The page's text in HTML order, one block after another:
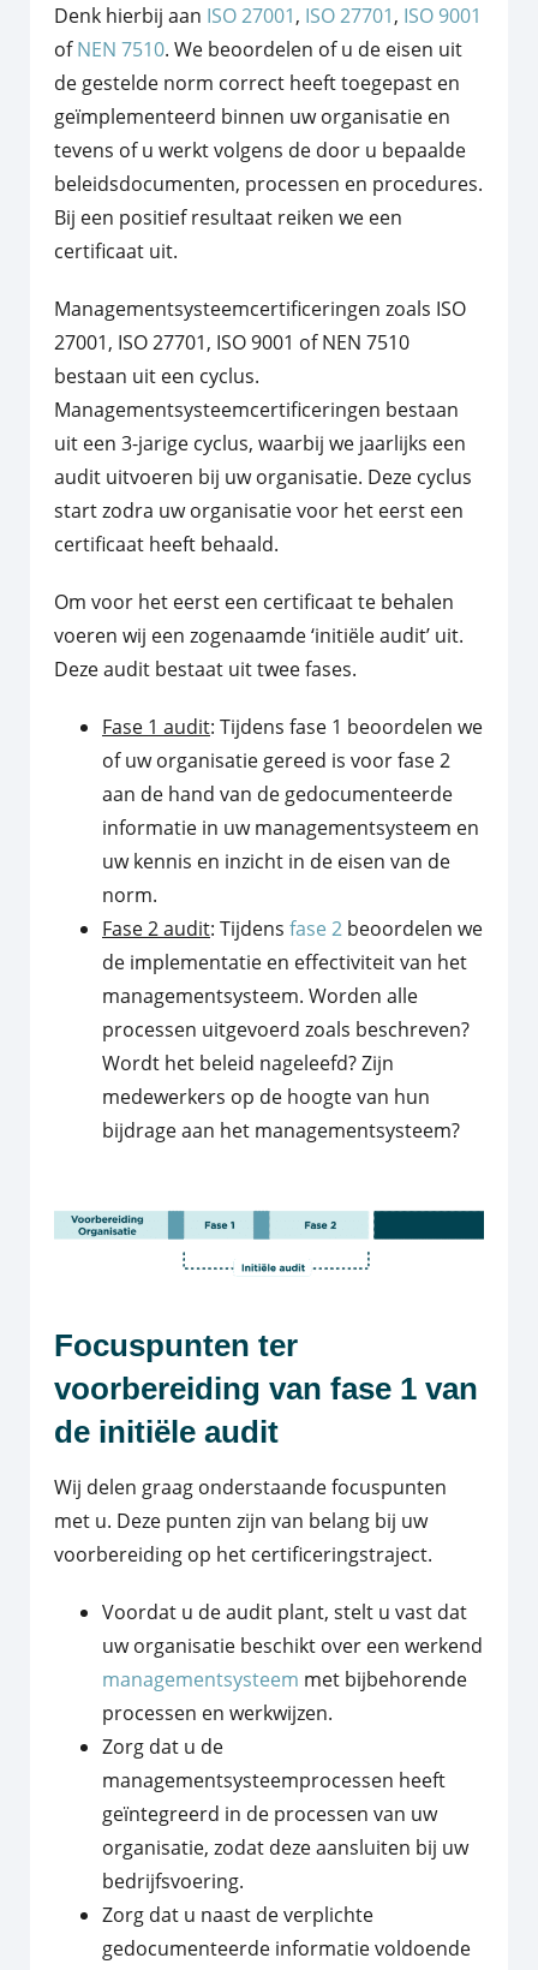
Denk hierbij aan ISO 27001, ISO 27701, ISO 9001
ofNEN 7510. We beoordelen of u de eisen uit
de gestelde norm correct heeft toegepast en
geïmplementeerd binnen uw organisatie en
tevens of u werkt volgens de door u bepaalde
beleidsdocumenten, processen en procedures.
Bij een positief resultaat reiken we een
certificaat uit.
Managementsysteemcertificeringen zoals ISO
27001, ISO 27701, ISO 9001 of NEN 7510
bestaan uit een cyclus.
Managementsysteemcertificeringen bestaan
uit een 3-jarige cyclus, waarbij we jaarlijks een
audit uitvoeren bij uw organisatie. Deze cyclus
start zodra uw organisatie voor het eerst een
certificaat heeft behaald.
Om voor het eerst een certificaat te behalen
voeren wij een zogenaamde ‘initiële audit’ uit.
Deze audit bestaat uit twee fases.
Fase 1 audit: Tijdens fase 1 beoordelen we
of uw organisatie gereed is voor fase 2
aan de hand van de gedocumenteerde
informatie in uw managementsysteem en
uw kennis en inzicht in de eisen van de
norm.
Fase 2 audit: Tijdens fase 2 beoordelen we
de implementatie en effectiviteit van het
managementsysteem. Worden alle
processen uitgevoerd zoals beschreven?
Wordt het beleid nageleefd? Zijn
medewerkers op de hoogte van hun
bijdrage aan het managementsysteem?
Focuspunten ter
voorbereiding van fase 1 van
de initiële audit
Wij delen graag onderstaande focuspunten
met u. Deze punten zijn van belang bij uw
voorbereiding op het certificeringstraject.
Voordat u de audit plant, stelt u vast dat
uw organisatie beschikt over een werkend
managementsysteem met bijbehorende
processen en werkwijzen.
Zorg dat u de
managementsysteemprocessen heeft
geïntegreerd in de processen van uw
organisatie, zodat deze aansluiten bij uw
bedrijfsvoering.
Zorg dat u naast de verplichte
gedocumenteerde informatie voldoende